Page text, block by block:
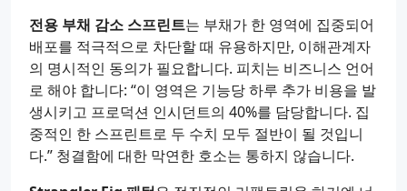
전용 부채 감소 스프린트는 부채가 한 영역에 집중되어
배포를 적극적으로 차단할 때 유용하지만, 이해관계자
의 명시적인 동의가 필요합니다. 피치는 비즈니스 언어
로 해야 합니다: “이 영역은 기능당 하루 추가 비용을 발
생시키고 프로덕션 인시던트의 40%를 담당합니다. 집
중적인 한 스프린트로 두 수치 모두 절반이 될 것입니
다.” 청결함에 대한 막연한 호소는 통하지 않습니다.